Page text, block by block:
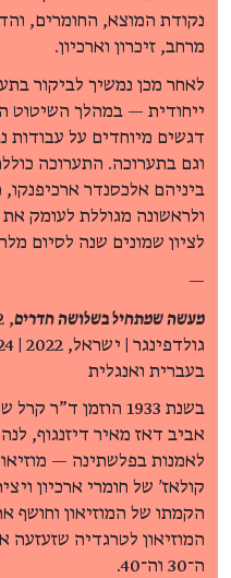
נקודת המוצא, החומרים,
מרחב, זיכרון וארכיון.
לאחר מכן נמשיך לביקור
ייחודית — במהלך השיטוט
דגשים מיוחדים על עבודות
וגם בתערוכה. התערוכה
ביניהם אלכסנדר
ולראשונה מגוללת לעומק
לציון שמונים שנה לסיום
—
מעשה שמתחיל בשלושה חדרים
בעברית ואנגלית
בשנת 1933 הוזמן
אביב דאז מאיר דיזנגוף,
לאמנות בפלשתינה —
קולאז' של חומרי ארכיון
הקמתו של המוזיאון וחושף
המוזיאון לטרגדיה שזעזעה
ה־30 וה־40.